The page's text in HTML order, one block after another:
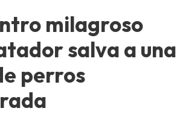
milagroso
salva a una
perros